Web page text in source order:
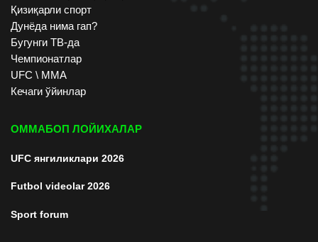
Қизиқарли спорт
Дунёда нима гап?
Бугунги ТВ-да
Чемпионатлар
UFC \ ММА
Кечаги ўйинлар
ОММАБОП ЛОЙИХАЛАР
UFC янгиликлари 2026
Futbol videolar 2026
Sport forum